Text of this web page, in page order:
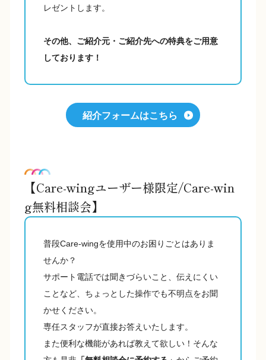
レゼントします。
その他、ご紹介元・ご紹介先への特典をご用意
しております！
紹介フォームはこちら
【Care-wingユーザー様限定/Care-win
g無料相談会】
普段Care-wingを使用中のお困りごとはありま
せんか？
サポート電話では聞きづらいこと、伝えにくい
ことなど、ちょっとした操作でも不明点をお聞
かせください。
専任スタッフが直接お答えいたします。
また便利な機能があれば教えて欲しい！そんな